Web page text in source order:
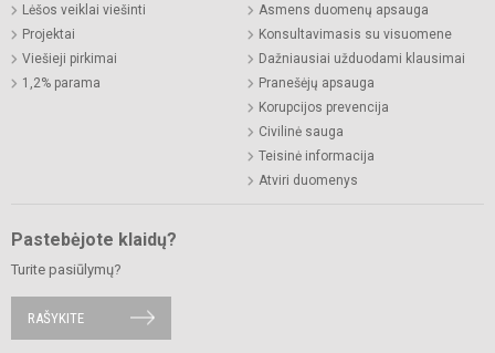
Lėšos veiklai viešinti
Projektai
Viešieji pirkimai
1,2% parama
Asmens duomenų apsauga
Konsultavimasis su visuomene
Dažniausiai užduodami klausimai
Pranešėjų apsauga
Korupcijos prevencija
Civilinė sauga
Teisinė informacija
Atviri duomenys
Pastebėjote klaidų?
Turite pasiūlymų?
RAŠYKITE